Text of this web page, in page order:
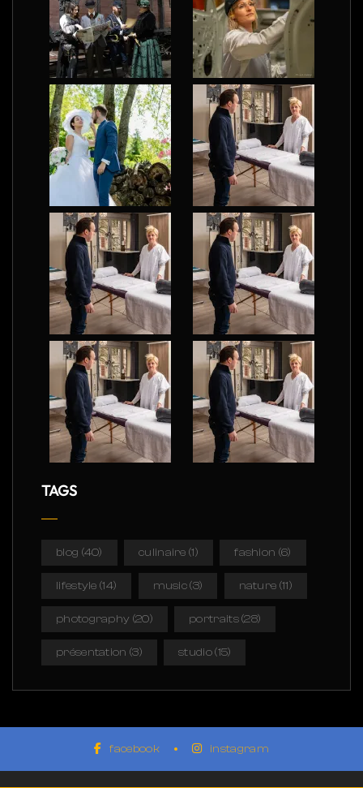
TAGS
blog (40) culinaire (1) fashion (6)
lifestyle (14) music(3) nature (11)
photography (20) portraits(28)
présentation (3) studio(15)
facebook instagram